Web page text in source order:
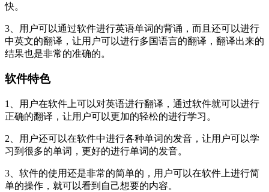
快。
3、用户可以通过软件进行英语单词的背诵，而且还可以进行
中英文的翻译，让用户可以进行多国语言的翻译，翻译出来的
结果也是非常的准确的。
软件特色
1、用户在软件上可以对英语进行翻译，通过软件就可以进行
正确的翻译，让用户可以更加的轻松的进行学习。
2、用户还可以在软件中进行各种单词的发音，让用户可以学
习到很多的单词，更好的进行单词的发音。
3、软件的使用还是非常的简单的，用户可以在软件上进行简
单的操作，就可以看到自己想要的内容。